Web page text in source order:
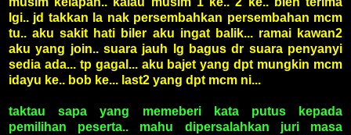
lgi.. jd takkan la nak persembahkan persembahan mcm
tu.. aku sakit hati biler aku ingat balik... ramai kawan2
aku yang join.. suara jauh lg bagus dr suara penyanyi
sedia ada... tp gagal... aku bajet yang dpt mungkin mcm
idayu ke.. bob ke... last2 yang dpt mcm ni...
taktau sapa yang memeberi kata putus kepada
pemilihan peserta.. mahu dipersalahkan juri masa